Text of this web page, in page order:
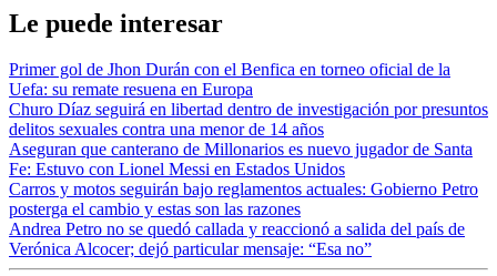
Le puede interesar
Primer gol de Jhon Durán con el Benfica en torneo oficial de la
Uefa: su remate resuena en Europa
Churo Díaz seguirá en libertad dentro de investigación por presuntos
delitos sexuales contra una menor de 14 años
Aseguran que canterano de Millonarios es nuevo jugador de Santa
Fe: Estuvo con Lionel Messi en Estados Unidos
Carros y motos seguirán bajo reglamentos actuales: Gobierno Petro
posterga el cambio y estas son las razones
Andrea Petro no se quedó callada y reaccionó a salida del país de
Verónica Alcocer; dejó particular mensaje: “Esa no”